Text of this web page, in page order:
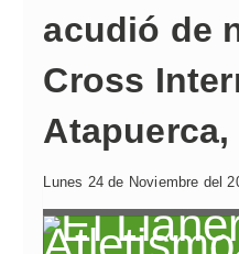
acudió de
Cross
Lunes 24 de Noviembre del